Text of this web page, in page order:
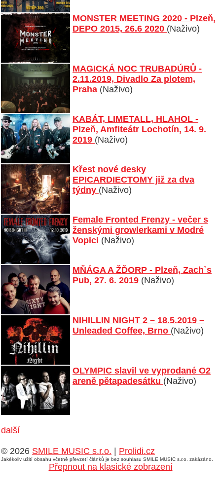
MONSTER MEETING 2020 - Plzeň,
DEPO 2015, 26.6 2020 (Naživo)
MAGICKÁ NOC TRUBADÚRŮ -
2.11.2019, Divadlo Za plotem,
Praha (Naživo)
KABÁT, LIMETALL, HLAHOL -
Plzeň, Amfiteátr Lochotín, 14. 9.
2019 (Naživo)
Křest nové desky
EPICARDIECTOMY již za dva
týdny (Naživo)
Female Fronted Frenzy - večer s
ženskými growlerkami v Modré
Vopici (Naživo)
MŇÁGA A ŽĎORP - Plzeň, Zach`s
Pub, 27. 6. 2019 (Naživo)
NIHILLIN NIGHT 2 – 18.5.2019 –
Unleaded Coffee, Brno (Naživo)
OLYMPIC slavil ve vyprodané O2
areně pětapadesátku (Naživo)
další
© 2026 SMILE MUSIC s.r.o. Prolidi.cz
Jakékoliv užití obsahu včetně převzetí článků je bez souhlasu SMILE MUSIC s.r.o. zakázáno.
Přepnout na klasické zobrazení